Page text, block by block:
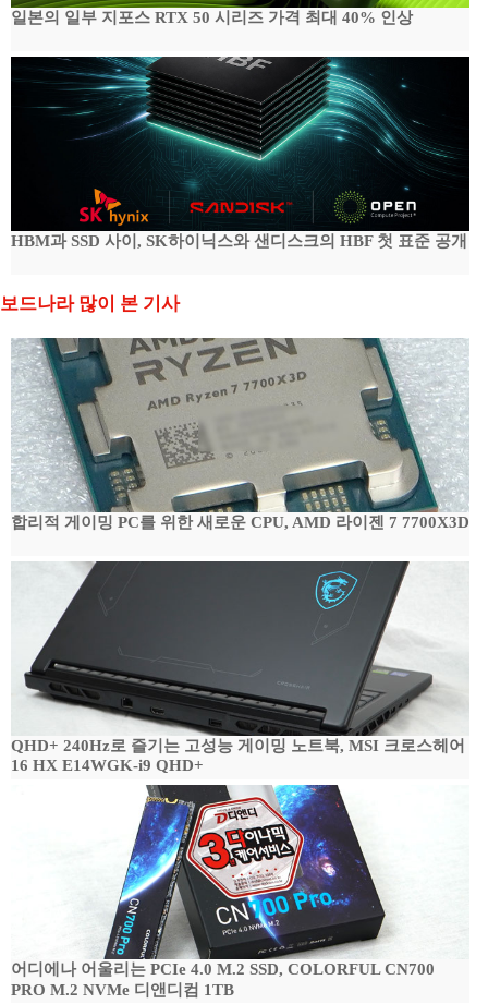
일본의 일부 지포스 RTX 50 시리즈 가격 최대 40% 인상
HBM과 SSD 사이, SK하이닉스와 샌디스크의 HBF 첫 표준 공개
보드나라 많이 본 기사
합리적 게이밍 PC를 위한 새로운 CPU, AMD 라이젠 7 7700X3D
QHD+ 240Hz로 즐기는 고성능 게이밍 노트북, MSI 크로스헤어
16 HX E14WGK-i9 QHD+
어디에나 어울리는 PCIe 4.0 M.2 SSD, COLORFUL CN700
PRO M.2 NVMe 디앤디컴 1TB